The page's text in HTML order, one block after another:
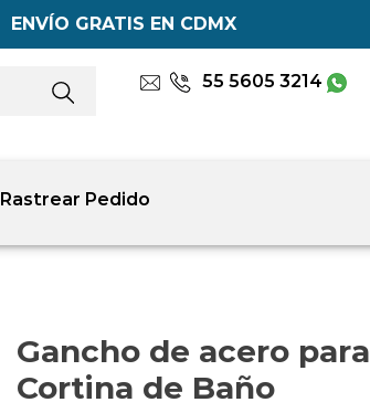
ENVÍO GRATIS EN CDMX
55 5605 3214
Rastrear Pedido
Gancho de acero para
Cortina de Baño